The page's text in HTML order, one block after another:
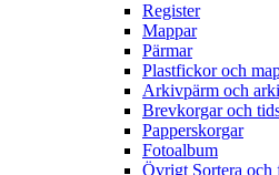
Register
Mappar
Pärmar
Plastfickor och
Arkivpärm och
Brevkorgar och
Papperskorgar
Fotoalbum
Övrigt Sortera och